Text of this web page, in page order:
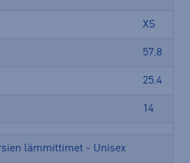
XS
57.8
25.4
14
lämmittimet - Unisex